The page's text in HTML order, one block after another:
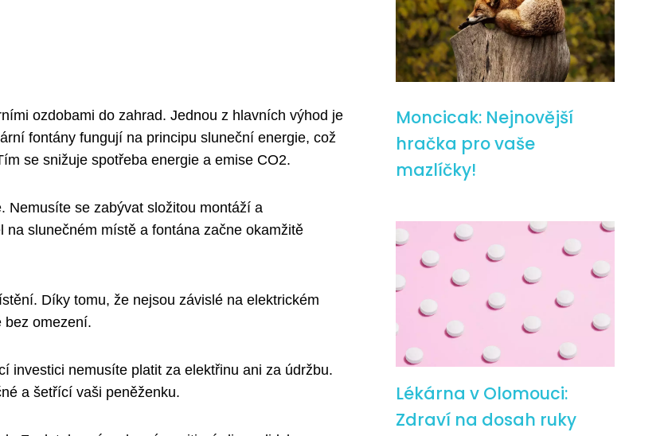
ozdobami do zahrad. Jednou z hlavních výhod je
fontány fungují na principu sluneční energie, což
se snižuje spotřeba energie a emise CO2.
Nemusíte se zabývat složitou montáží a
slunečném místě a fontána začne okamžitě
Díky tomu, že nejsou závislé na elektrickém
bez omezení.
investici nemusíte platit za elektřinu ani za údržbu.
a šetřící vaši peněženku.
Moncicak: Nejnovější
hračka pro vaše
mazlíčky!
Lékárna v Olomouci:
Zdraví na dosah ruky